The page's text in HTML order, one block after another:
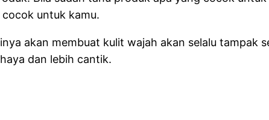
untuk kamu.
akan membuat kulit wajah akan selalu tampak
dan lebih cantik.